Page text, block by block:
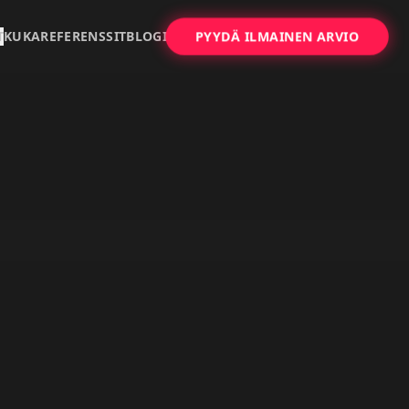
KUKAREFERENSSITBLOGI PYYDÄ ILMAINEN ARVIO